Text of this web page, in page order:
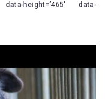
height=’465′ data-